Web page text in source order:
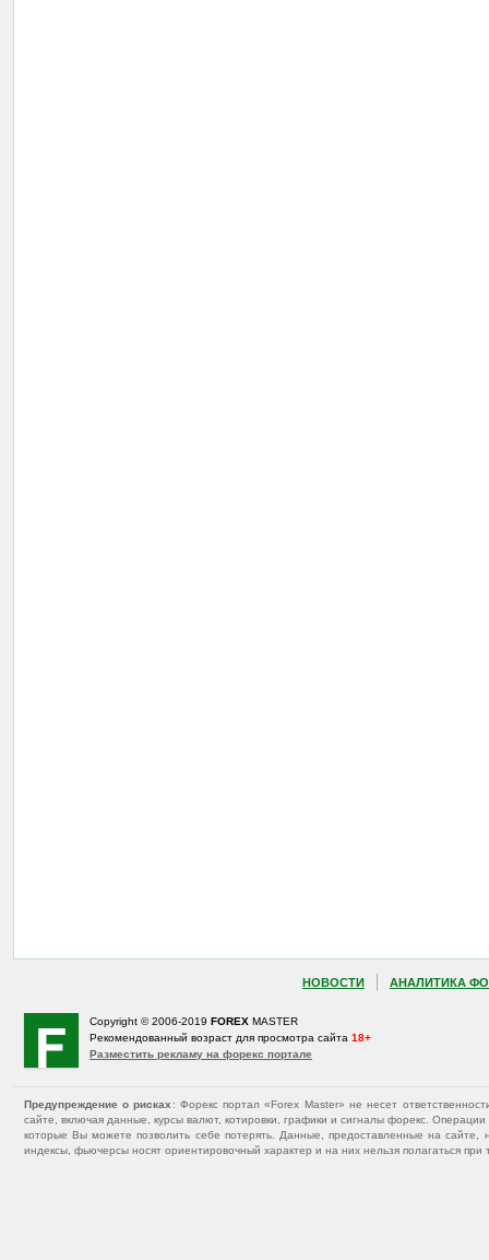
НОВОСТИ АНАЛИТИКА
Copyright © 2006-2019 FOREX MASTER
Рекомендованный возраст для просмотра сайта 18+
Разместить рекламу на форекс портале
Предупреждение о рисках : Форекс портал «Forex Master» не несет
сайте, включая данные, курсы валют, котировки, графики и сигналы форекс.
которые Вы можете позволить себе потерять. Данные, предоставленные на
индексы, фьючерсы носят ориентировочный характер и на них нельзя полагаться при